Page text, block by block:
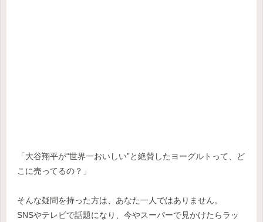
「大谷翔平が“世界一おいしい”と絶賛したヨーグルトって、ど
こに売ってるの？」
そんな疑問を持った方は、あなた一人ではありません。
SNSやテレビで話題になり、今やスーパーで見かけたらラッ